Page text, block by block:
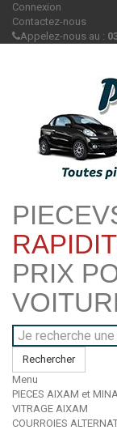
Connexion
Contactez-nous
Appelez-nous au :
PRIX
Rechercher
Menu
PIECES AIXAM et
VITRAGE AIXAM
COURROIES